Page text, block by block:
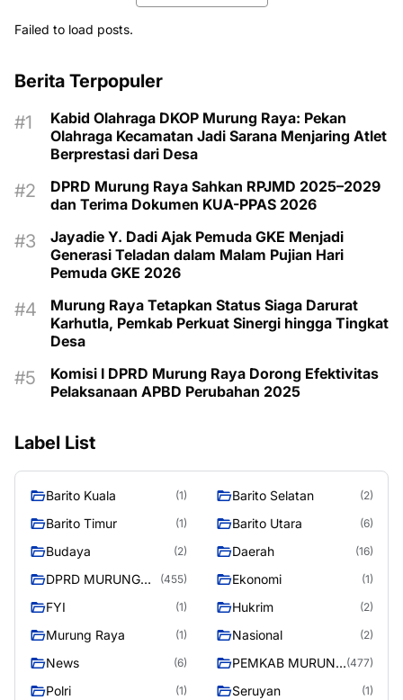
Failed to load posts.
Berita Terpopuler
Kabid Olahraga DKOP Murung Raya: Pekan
Olahraga Kecamatan Jadi Sarana Menjaring Atlet
Berprestasi dari Desa
DPRD Murung Raya Sahkan RPJMD 2025–2029
dan Terima Dokumen KUA-PPAS 2026
Jayadie Y. Dadi Ajak Pemuda GKE Menjadi
Generasi Teladan dalam Malam Pujian Hari
Pemuda GKE 2026
Murung Raya Tetapkan Status Siaga Darurat
Karhutla, Pemkab Perkuat Sinergi hingga Tingkat
Desa
Komisi I DPRD Murung Raya Dorong Efektivitas
Pelaksanaan APBD Perubahan 2025
Label List
Barito Kuala (1) Barito Selatan (2)
Barito Timur (1) Barito Utara (6)
Budaya (2) Daerah (16)
DPRD MURUNG
(455) Ekonomi (1)
FYI (1) Hukrim (2)
Murung Raya (1) Nasional (2)
News (6)
PEMKAB MURUNG (477)
Polri (1) Seruyan (1)